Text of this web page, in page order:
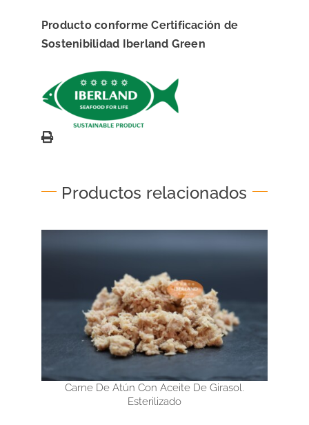
Producto conforme Certificación de
Sostenibilidad Iberland Green
Productos relacionados
Carne De Atún Con Aceite De Girasol.
Esterilizado